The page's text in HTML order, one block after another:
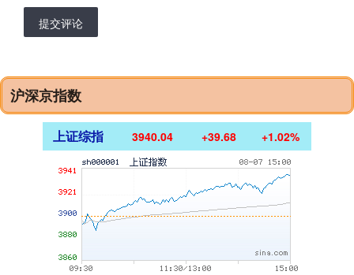
提交评论
沪深京指数
上证综指 3940.04 +39.68 +1.02%